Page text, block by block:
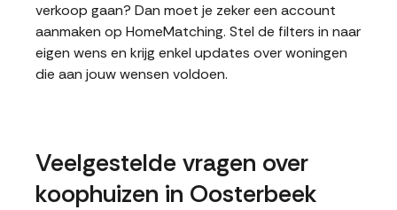
verkoop gaan? Dan moet je zeker een account
aanmaken op HomeMatching. Stel de filters in naar
eigen wens en krijg enkel updates over woningen
die aan jouw wensen voldoen.
Veelgestelde vragen over
koophuizen in Oosterbeek